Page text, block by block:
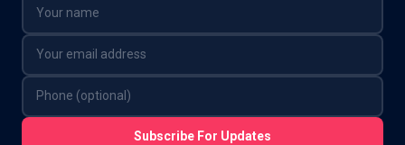
Subscribe For Updates